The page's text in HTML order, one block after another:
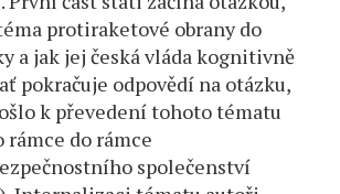
protiraketové obrany do
a jak jej česká vláda kognitivně
pokračuje odpovědí na otázku,
k převedení tohoto tématu
rámce do rámce
společenství